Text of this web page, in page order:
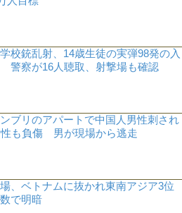
校銃乱射、14歳生徒の実弾98発の入
警察が16人聴取、射撃場も確認
ブリのアパートで中国人男性刺され
も負傷 男が現場から逃走
、ベトナムに抜かれ東南アジア3位
で明暗